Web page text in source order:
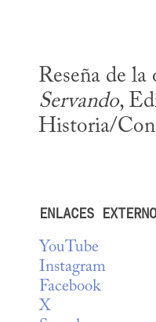
Reseña de
Servando,
Historia/
ENLACES
YouTube
Instagram
Facebook
X